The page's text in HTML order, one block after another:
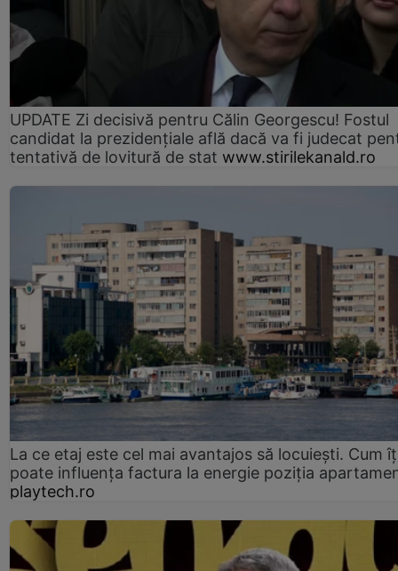
UPDATE Zi decisivă pentru Călin Georgescu! Fostul
candidat la prezidențiale află dacă va fi judecat
tentativă de lovitură de stat www.stirilekanald.ro
La ce etaj este cel mai avantajos să locuiești. Cum
poate influența factura la energie poziția
playtech.ro